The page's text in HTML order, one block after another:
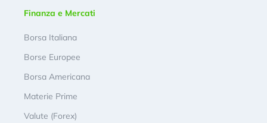
Finanza e Mercati
Borsa Italiana
Borse Europee
Borsa Americana
Materie Prime
Valute (Forex)